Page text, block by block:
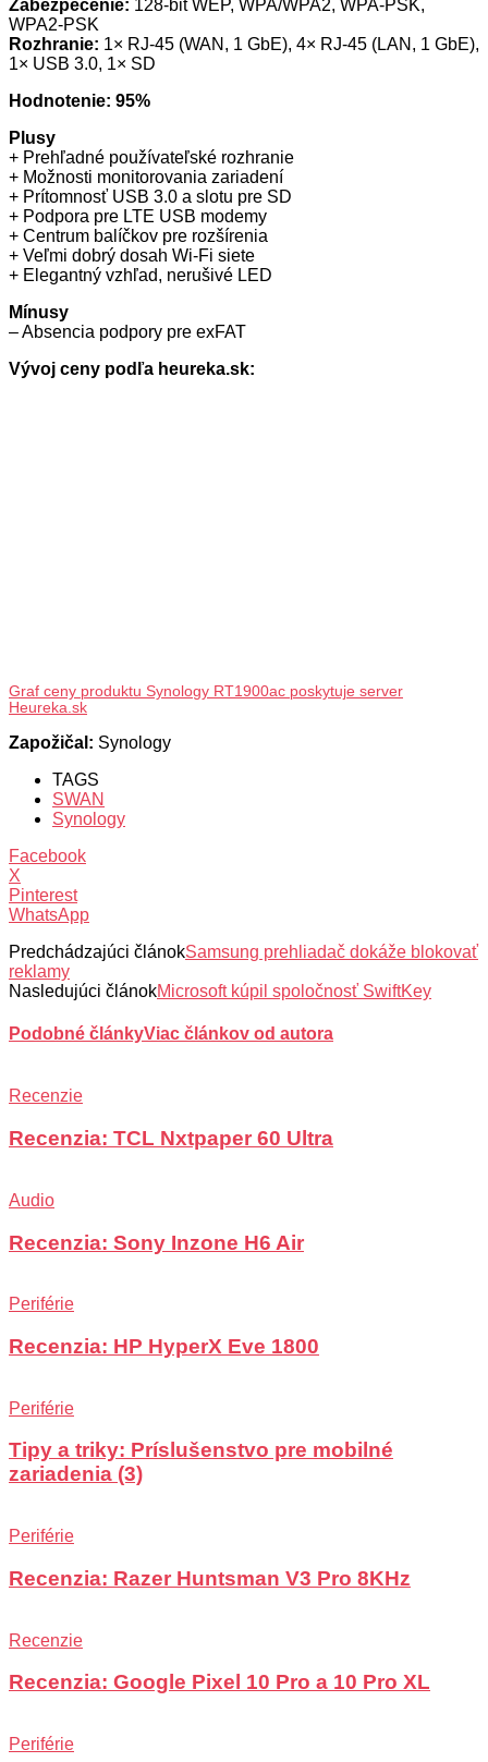
Zabezpečenie: 128-bit WEP, WPA/WPA2, WPA-PSK,
WPA2-PSK
Rozhranie: 1× RJ-45 (WAN, 1 GbE), 4× RJ-45 (LAN, 1 GbE),
1× USB 3.0, 1× SD
Hodnotenie: 95%
Plusy
+ Prehľadné používateľské rozhranie
+ Možnosti monitorovania zariadení
+ Prítomnosť USB 3.0 a slotu pre SD
+ Podpora pre LTE USB modemy
+ Centrum balíčkov pre rozšírenia
+ Veľmi dobrý dosah Wi-Fi siete
+ Elegantný vzhľad, nerušivé LED
Mínusy
– Absencia podpory pre exFAT
Vývoj ceny podľa heureka.sk:
Graf ceny produktu Synology RT1900ac poskytuje server
Heureka.sk
Zapožičal: Synology
TAGS
SWAN
Synology
Facebook
X
Pinterest
WhatsApp
Predchádzajúci článokSamsung prehliadač dokáže blokovať
reklamy
Nasledujúci článokMicrosoft kúpil spoločnosť SwiftKey
Podobné článkyViac článkov od autora
Recenzie
Recenzia: TCL Nxtpaper 60 Ultra
Audio
Recenzia: Sony Inzone H6 Air
Periférie
Recenzia: HP HyperX Eve 1800
Periférie
Tipy a triky: Príslušenstvo pre mobilné
zariadenia (3)
Periférie
Recenzia: Razer Huntsman V3 Pro 8KHz
Recenzie
Recenzia: Google Pixel 10 Pro a 10 Pro XL
Periférie